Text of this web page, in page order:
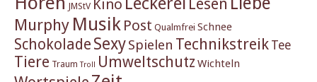
JMStV Kino Lesen
Murphy Musik Post Qualmfrei Schnee
Schokolade SexySpielen Technikstreik Tee
Tiere Traum Troll Umweltschutz Wichteln